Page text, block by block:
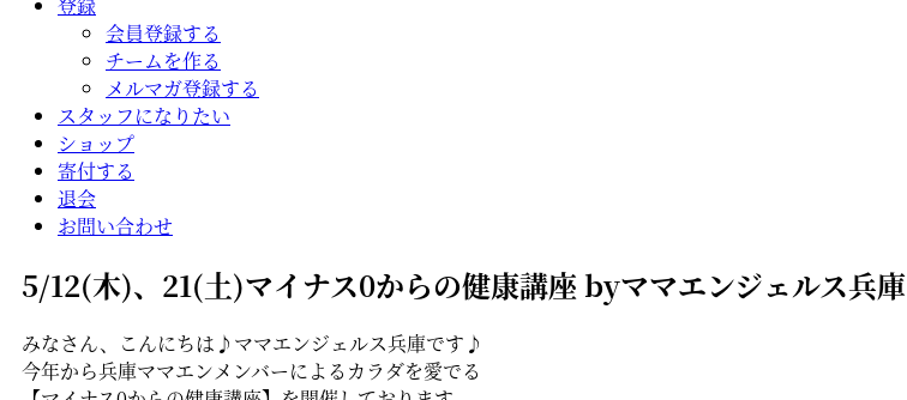
会員登録する
チームを作る
メルマガ登録する
スタッフになりたい
ショップ
寄付する
退会
お問い合わせ
5/12(木)、21(土)マイナス0からの健康講座 byママエンジェルス兵庫
みなさん、こんにちは♪ママエンジェルス兵庫です♪
今年から兵庫ママエンメンバーによるカラダを愛でる